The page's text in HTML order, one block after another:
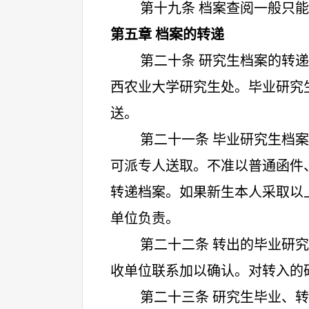
第十九条 档案查阅一般只
第五章 档案的转递
第二十条 研究生档案的转
西农业大学研究生处。毕业研
送。
第二十一条 毕业研究生档
可派专人送取。不准以普通函
转递档案。如果新生本人采取
单位负责。
第二十二条 转出的毕业研
收单位联系加以确认。对转入
第二十三条 研究生毕业、